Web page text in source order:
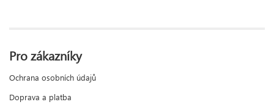
Pro zákazníky
Ochrana osobních údajů
Doprava a platba